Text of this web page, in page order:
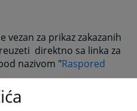
vezan za prikaz zakazanih
direktno sa linka za
nazivom "Raspored